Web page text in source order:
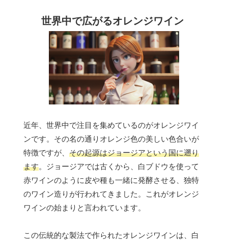
世界中で広がるオレンジワイン
近年、世界中で注目を集めているのがオレンジワイ
ンです。その名の通りオレンジ色の美しい色合いが
特徴ですが、 その起源はジョージアという国に遡り
ます。ジョージアでは古くから、白ブドウを使って
赤ワインのように皮や種も一緒に発酵させる、独特
のワイン造りが行われてきました。これがオレンジ
ワインの始まりと言われています。
この伝統的な製法で作られたオレンジワインは、白